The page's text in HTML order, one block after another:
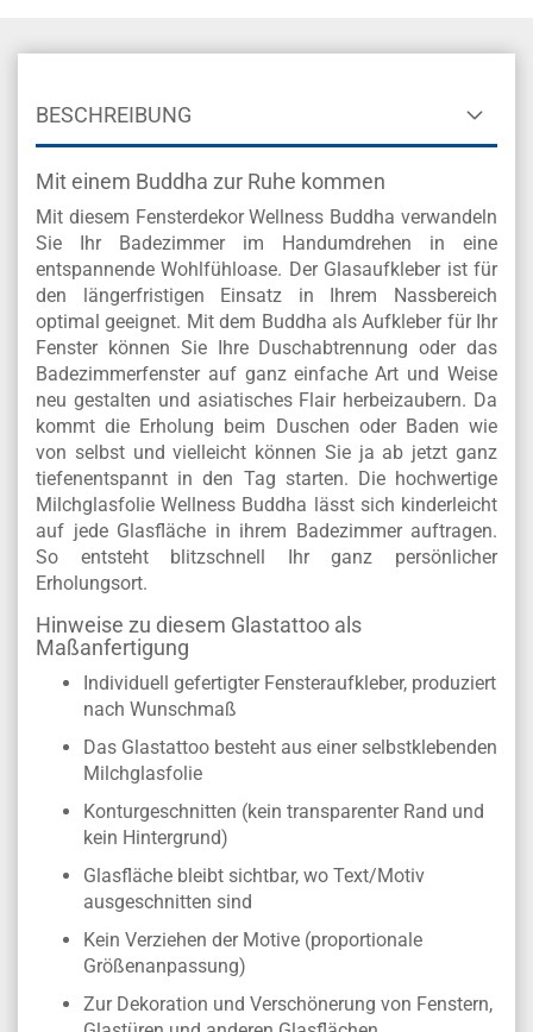
BESCHREIBUNG
Mit einem Buddha zur Ruhe kommen
Mit diesem Fensterdekor Wellness Buddha verwandeln
Sie Ihr Badezimmer im Handumdrehen in eine
entspannende Wohlfühloase. Der Glasaufkleber ist für
den längerfristigen Einsatz in Ihrem Nassbereich
optimal geeignet. Mit dem Buddha als Aufkleber für Ihr
Fenster können Sie Ihre Duschabtrennung oder das
Badezimmerfenster auf ganz einfache Art und Weise
neu gestalten und asiatisches Flair herbeizaubern. Da
kommt die Erholung beim Duschen oder Baden wie
von selbst und vielleicht können Sie ja ab jetzt ganz
tiefenentspannt in den Tag starten. Die hochwertige
Milchglasfolie Wellness Buddha lässt sich kinderleicht
auf jede Glasfläche in ihrem Badezimmer auftragen.
So entsteht blitzschnell Ihr ganz persönlicher
Erholungsort.
Hinweise zu diesem Glastattoo als
Maßanfertigung
Individuell gefertigter Fensteraufkleber, produziert
nach Wunschmaß
Das Glastattoo besteht aus einer selbstklebenden
Milchglasfolie
Konturgeschnitten (kein transparenter Rand und
kein Hintergrund)
Glasfläche bleibt sichtbar, wo Text/Motiv
ausgeschnitten sind
Kein Verziehen der Motive (proportionale
Größenanpassung)
Zur Dekoration und Verschönerung von Fenstern,